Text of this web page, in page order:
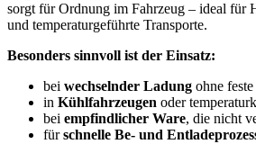
sorgt für Ordnung im Fahrzeug – ideal für
und temperaturgeführte Transporte.
Besonders sinnvoll ist der Einsatz:
bei wechselnder Ladung ohne
in Kühlfahrzeugen oder
bei empfindlicher Ware, die nicht
fürschnelle Be- und